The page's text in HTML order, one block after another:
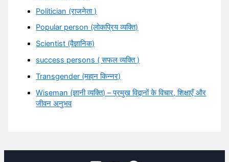
Politician (राजनेता )
Popular person (लोकप्रिय व्यक्ति)
Scientist (वैज्ञानिक)
success persons ( सफल व्यक्ति )
Transgender (महान किन्नर)
Wiseman (ज्ञानी व्यक्ति) – प्रमुख विद्वानों के विचार, शिक्षाएँ और
जीवन अनुभव